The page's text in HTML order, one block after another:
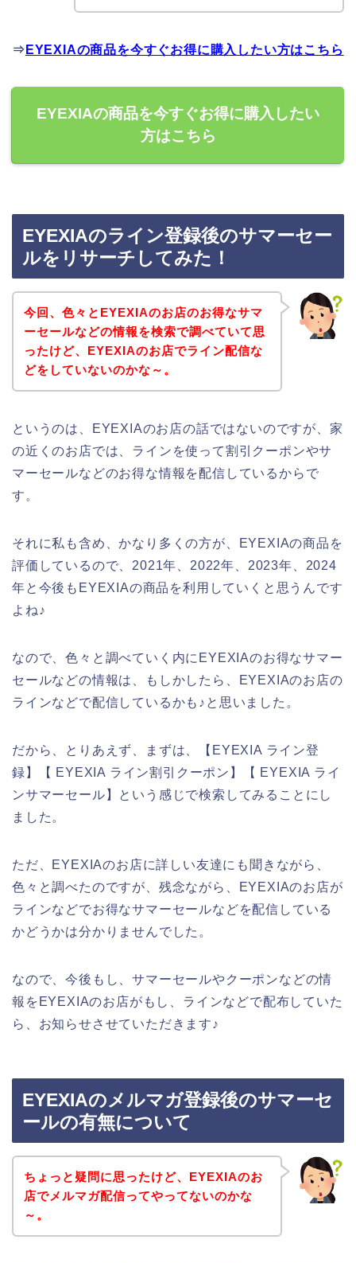
⇒ EYEXIAの商品を今すぐお得に購入したい方はこちら
EYEXIAの商品を今すぐお得に購入したい
方はこちら
EYEXIAのライン登録後のサマーセー
ルをリサーチしてみた！
今回、色々とEYEXIAのお店のお得なサマ
ーセールなどの情報を検索で調べていて思
ったけど、EYEXIAのお店でライン配信な
どをしていないのかな～。
というのは、EYEXIAのお店の話ではないのですが、家
の近くのお店では、ラインを使って割引クーポンやサ
マーセールなどのお得な情報を配信しているからで
す。
それに私も含め、かなり多くの方が、EYEXIAの商品を
評価しているので、2021年、2022年、2023年、2024
年と今後もEYEXIAの商品を利用していくと思うんです
よね♪
なので、色々と調べていく内にEYEXIAのお得なサマー
セールなどの情報は、もしかしたら、EYEXIAのお店の
ラインなどで配信しているかも♪と思いました。
だから、とりあえず、まずは、【EYEXIA ライン登
録】【 EYEXIA ライン割引クーポン】【 EYEXIA ライ
ンサマーセール】という感じで検索してみることにし
ました。
ただ、EYEXIAのお店に詳しい友達にも聞きながら、
色々と調べたのですが、残念ながら、EYEXIAのお店が
ラインなどでお得なサマーセールなどを配信している
かどうかは分かりませんでした。
なので、今後もし、サマーセールやクーポンなどの情
報をEYEXIAのお店がもし、ラインなどで配布していた
ら、お知らせさせていただきます♪
EYEXIAのメルマガ登録後のサマーセ
ールの有無について
ちょっと疑問に思ったけど、EYEXIAのお
店でメルマガ配信ってやってないのかな
～。